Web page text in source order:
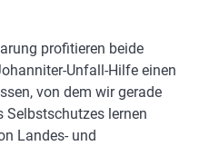
profitieren beide
Unfall-Hilfe einen
von dem wir gerade
Selbstschutzes lernen
Landes- und